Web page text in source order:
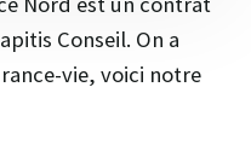
Conseil. On a
vie, voici notre